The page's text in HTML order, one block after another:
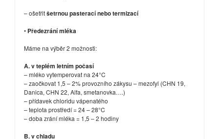
– ošetřitšetrnou pasterací nebo termizací
• Předezrání mléka
Máme na výběr 2 možnosti:
A. v teplém letním počasí
– mléko vytemperovat na 24°C
– zaočkovat 1,5 – 2% provozního zákysu – mezofyl (CHN 19,
Danica, CHN 22, Alfa, smetanovka….)
– přídavek chloridu vápenatého
– teplota prostředí = 24 – 28°C
– doba zrání mléka = 1,5 – 2 hodiny
B. v chladu